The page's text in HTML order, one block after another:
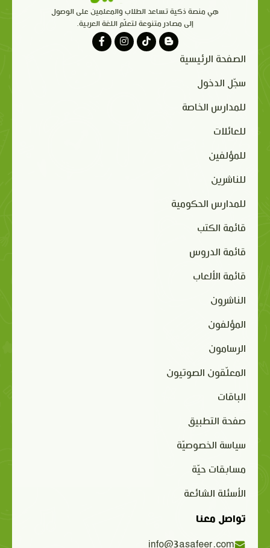
هي منصة ذكية تساعد الطلاب والمعلمين على الوصول
إلى مصادر متنوعة لتعلّم اللغة العربية.
الصفحة الرئيسية
سجّل الدخول
للمدارس الخاصة
للعائلات
للمؤلفين
للناشرين
للمدارس الحكومية
قائمة الكتب
قائمة الدروس
قائمة الألعاب
الناشرون
المؤلفون
الرسامون
المعلّقون الصوتيون
الباقات
صفحة التطبيق
سياسة الخصوصيّة
مسابقات حيّة
الأسئلة الشائعة
تواصل معنا
info@3asafeer.com